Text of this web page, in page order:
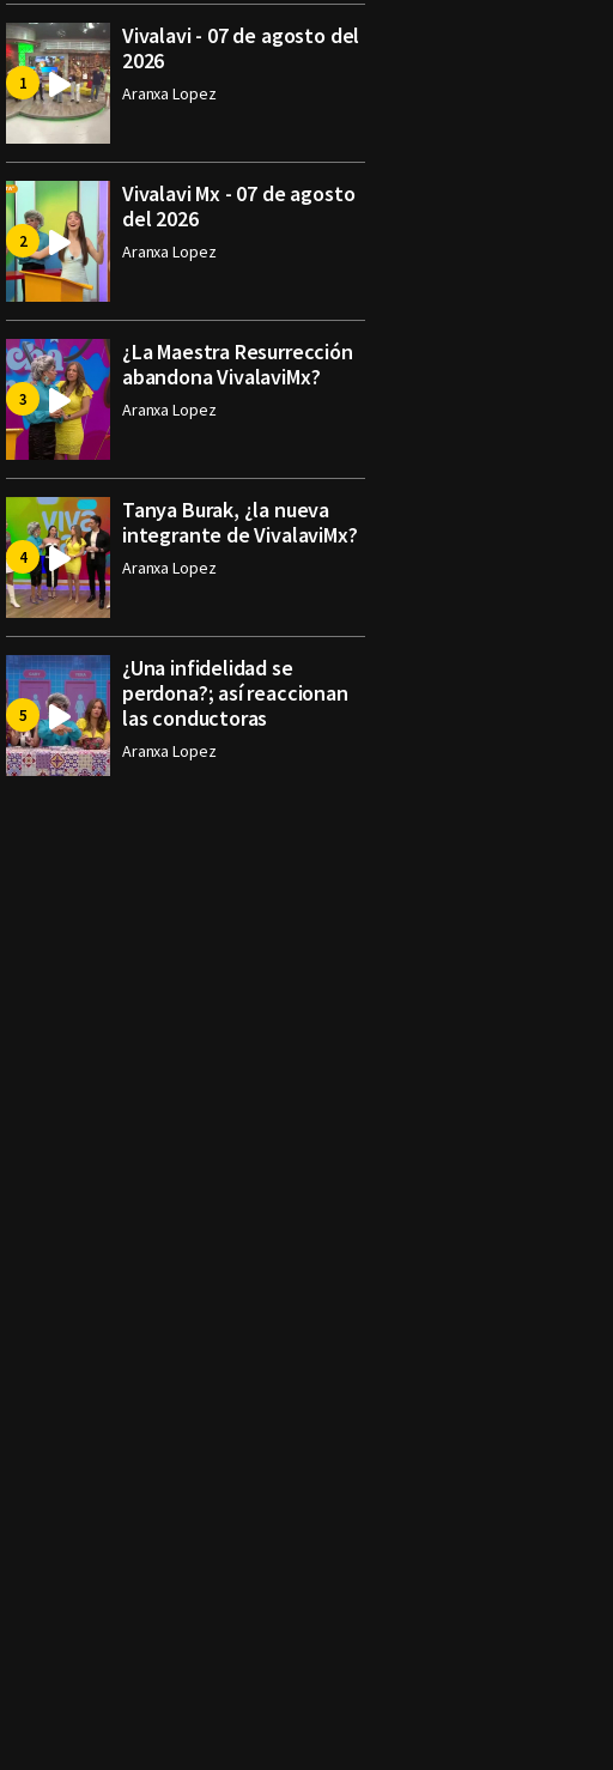
Vivalavi - 07 de agosto del
2026
Aranxa Lopez
Vivalavi Mx - 07 de agosto
del 2026
Aranxa Lopez
¿La Maestra Resurrección
abandona VivalaviMx?
Aranxa Lopez
Tanya Burak, ¿la nueva
integrante de VivalaviMx?
Aranxa Lopez
¿Una infidelidad se
perdona?; así reaccionan
las conductoras
Aranxa Lopez